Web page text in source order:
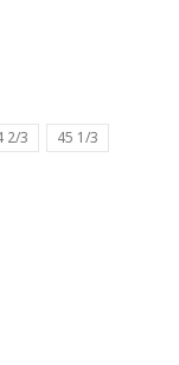
2/3
45 1/3